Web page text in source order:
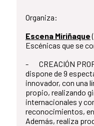
Organiza:
Escena Miriñaque
Escénicas que se
- CREACIÓN
dispone de 9
innovador, con una
propio, realizando
internacionales y
reconocimientos,
Además, realiza